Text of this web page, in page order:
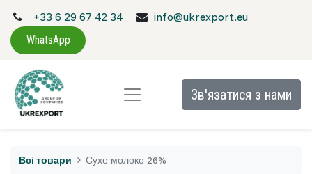
+33 6 29 67 42 34 info@ukrexport.eu
WhatsApp
Зв'язатися з нами
Всі товари Сухе молоко 26%